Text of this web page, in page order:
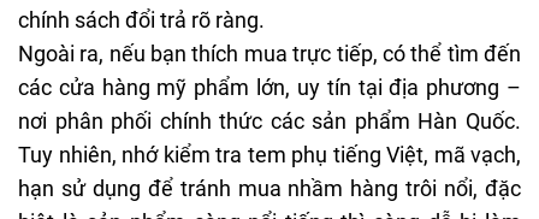
chính sách đổi trả rõ ràng.
Ngoài ra, nếu bạn thích mua trực tiếp, có thể tìm đến
các cửa hàng mỹ phẩm lớn, uy tín tại địa phương –
nơi phân phối chính thức các sản phẩm Hàn Quốc.
Tuy nhiên, nhớ kiểm tra tem phụ tiếng Việt, mã vạch,
hạn sử dụng để tránh mua nhầm hàng trôi nổi, đặc